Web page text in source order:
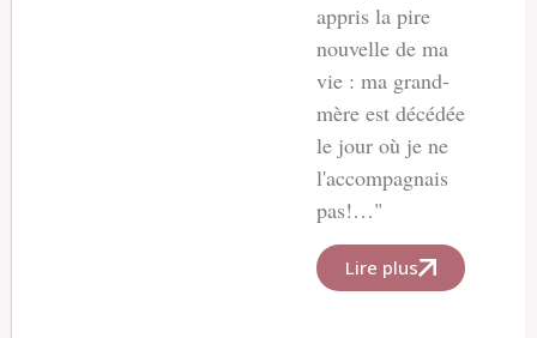
appris la pire
nouvelle de ma
vie : ma grand-
mère est décédée
le jour où je ne
l'accompagnais
pas!…"
Lire plus